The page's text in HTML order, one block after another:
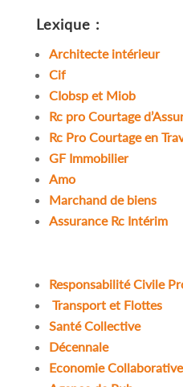
Lexique :
Architecte intérieur
Cif
CIobsp et Miob
Rc pro Courtage
Rc Pro Courtage en
GF Immobilier
Amo
Marchand de biens
Assurance Rc Intérim
Responsabilité Civile
Transport et Flottes
Santé Collective
Décennale
Economie Collaborative